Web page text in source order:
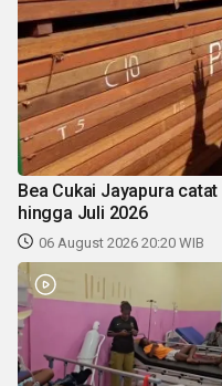
Bea Cukai Jayapura
hingga Juli 2026
06 August 2026 20:20 WIB